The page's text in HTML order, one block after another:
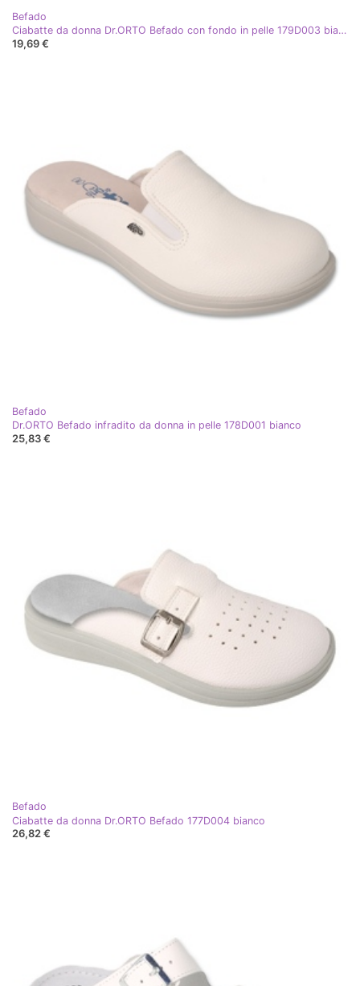
Befado
Ciabatte da donna Dr.ORTO Befado con fondo in pelle 179D003 bianco
19,69 €
Befado
Dr.ORTO Befado infradito da donna in pelle 178D001 bianco
25,83 €
Befado
Ciabatte da donna Dr.ORTO Befado 177D004 bianco
26,82 €